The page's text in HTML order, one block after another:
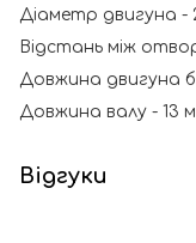
Діаметр двигуна -
Відстань між
Довжина двигуна
Довжина валу - 13
Відгуки